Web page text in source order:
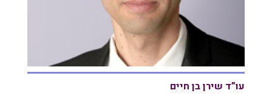
עו”ד שירן בן חיים